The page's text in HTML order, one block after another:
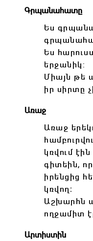
Գրպանահատը
Ես
Ես
երջանիկ:
Միայն թե
իր սիրտը
Առաջ
Առաջ
կռվում
գիտեին,
իրենցից
կռվող։
Աշխարհն
ողջամիտ
Արտիստին